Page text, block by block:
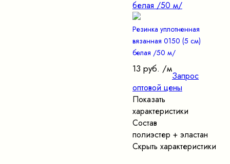
Резинка уплотненная
вязанная 0150 (5 см)
белая /50 м/
13 руб. /м
Запрос
оптовой цены
Показать
характеристики
Состав
полиэстер + эластан
Скрыть характеристики